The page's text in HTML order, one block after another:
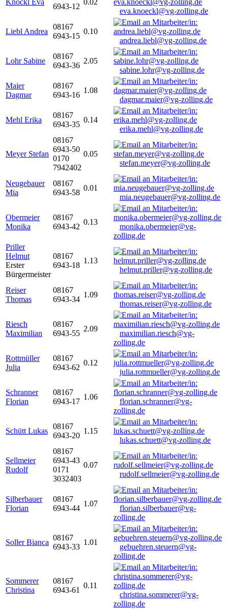
Knöckl Eva
6943-12
0.02
eva.knoeckl@vg-zolling.de
Liebl Andrea
08167
6943-15
0.10
andrea.liebl@vg-zolling.de
Lohr Sabine
08167
6943-36
2.05
sabine.lohr@vg-zolling.de
Maier
Dagmar
08167
6943-16
1.08
dagmar.maier@vg-zolling.de
Mehl Erika
08167
6943-35
0.14
erika.mehl@vg-zolling.de
Meyer Stefan
08167
6943-50
0170
7942402
0.05
stefan.meyer@vg-zolling.de
Neugebauer
Mia
08167
6943-58
0.01
mia.neugebauer@vg-zolling.de
Obermeier
Monika
08167
6943-42
0.13
monika.obermeier@vg-
zolling.de
Priller
Helmut
Erster
Bürgermeister
08167
6943-18
1.13
helmut.priller@vg-zolling.de
Reiser
Thomas
08167
6943-34
1.09
thomas.reiser@vg-zolling.de
Riesch
Maximilian
08167
6943-55
2.09
maximilian.riesch@vg-
zolling.de
Rottmüller
Julia
08167
6943-62
0.12
julia.rottmueller@vg-zolling.de
Schranner
Florian
08167
6943-17
1.06
florian.schranner@vg-
zolling.de
Schütt Lukas
08167
6943-20
1.15
lukas.schuett@vg-zolling.de
Sellmeier
Rudolf
08167
6943-43
0171
3032403
0.07
rudolf.sellmeier@vg-zolling.de
Silberbauer
Florian
08167
6943-44
1.07
florian.silberbauer@vg-
zolling.de
Soller Bianca
08167
6943-33
1.01
gebuehren.steuern@vg-
zolling.de
Sommerer
Christina
08167
6943-61
0.11
christina.sommerer@vg-
zolling.de